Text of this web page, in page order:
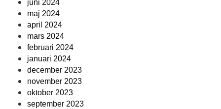
juni 2024
maj 2024
april 2024
mars 2024
februari 2024
januari 2024
december 2023
november 2023
oktober 2023
september 2023